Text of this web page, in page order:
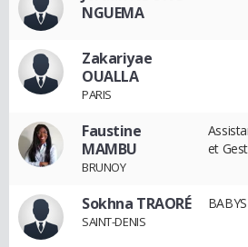
NGUEMA
Zakariyae
OUALLA
PARIS
Faustine
MAMBU
BRUNOY
et
Sokhna TRAORÉ
SAINT-DENIS